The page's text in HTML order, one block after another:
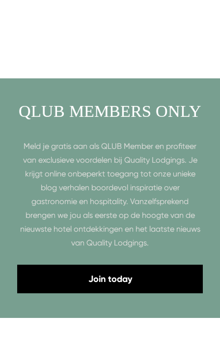
QLUB MEMBERS ONLY
Meld je gratis aan als QLUB Member en profiteer
van exclusieve voordelen bij Quality Lodgings. Je
krijgt online onbeperkt toegang tot onze unieke
blog verhalen boordevol inspiratie over
gastronomie en hospitality. Vanzelfsprekend
brengen we jou als eerste op de hoogte van de
nieuwste hotel ontdekkingen en het laatste nieuws
van Quality Lodgings.
Join today